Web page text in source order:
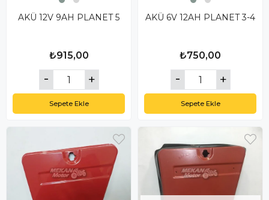
AKÜ 12V 9AH PLANET 5
₺915,00
Sepete Ekle
AKÜ 6V 12AH PLANET 3-4
₺750,00
Sepete Ekle